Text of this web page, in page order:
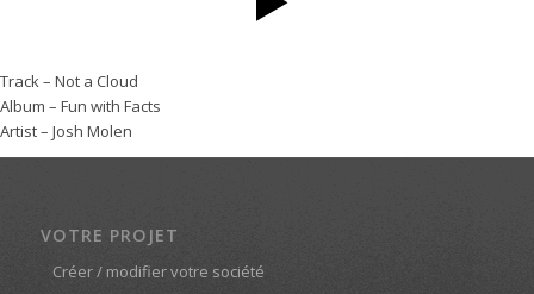
Track – Not a Cloud
Album – Fun with Facts
Artist – Josh Molen
VOTRE PROJET
Créer / modifier votre société